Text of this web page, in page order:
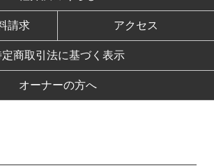
請求 アクセス
定商取引法に基づく表示
オーナーの方へ